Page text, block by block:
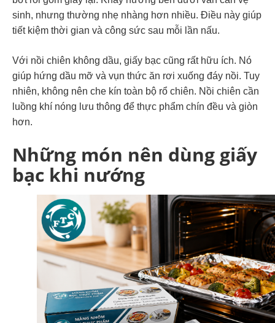
sinh, nhưng thường nhẹ nhàng hơn nhiều. Điều này giúp
tiết kiệm thời gian và công sức sau mỗi lần nấu.
Với nồi chiên không dầu, giấy bạc cũng rất hữu ích. Nó
giúp hứng dầu mỡ và vụn thức ăn rơi xuống đáy nồi. Tuy
nhiên, không nên che kín toàn bộ rổ chiên. Nồi chiên cần
luồng khí nóng lưu thông để thực phẩm chín đều và giòn
hơn.
Những món nên dùng giấy
bạc khi nướng